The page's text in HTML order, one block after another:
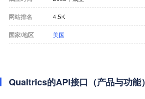
网站排名 4.5K
国家/地区 美国
Qualtrics的API接口（产品与功能）